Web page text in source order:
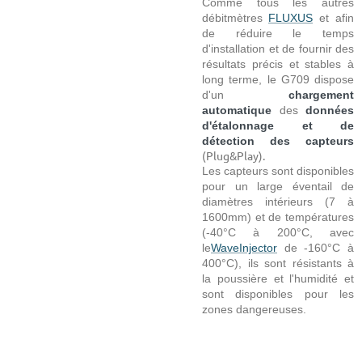
débitmètres FLUXUS et afin
de réduire le temps
d'installation et de fournir des
résultats précis et stables à
long terme, le G709 dispose
d'un
chargement
automatique
des données
d'étalonnage et de
détection des capteurs
(Plug&Play).
Les capteurs sont disponibles
pour un large éventail de
diamètres intérieurs (7 à
1600mm) et de températures
(-40°C à 200°C, avec
leWaveInjector de -160°C à
400°C), ils sont résistants à
la poussière et l'humidité et
sont disponibles pour les
zones dangereuses.